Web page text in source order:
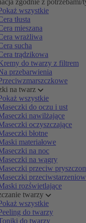
zgodnie z potrzebami/
wszystkie
tłusta
mieszana
wrażliwa
sucha
trądzikowa
do twarzy z filtrem
przebarwienia
na twarz
wszystkie
do oczu i ust
nawilżające
oczyszczające
błotne
materiałowe
na noc
na wągry
przeciw
rozświetlające
twarzy
wszystkie
do twarzy
do twarzy